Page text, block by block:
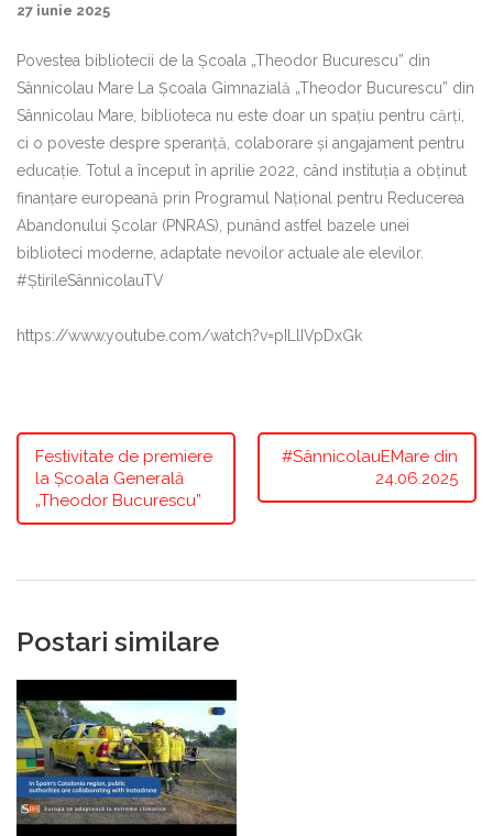
27 iunie 2025
Povestea bibliotecii de la Școala „Theodor Bucurescu” din
Sânnicolau Mare La Școala Gimnazială „Theodor Bucurescu” din
Sânnicolau Mare, biblioteca nu este doar un spațiu pentru cărți,
ci o poveste despre speranță, colaborare și angajament pentru
educație. Totul a început în aprilie 2022, când instituția a obținut
finanțare europeană prin Programul Național pentru Reducerea
Abandonului Școlar (PNRAS), punând astfel bazele unei
biblioteci moderne, adaptate nevoilor actuale ale elevilor.
#ȘtirileSânnicolauTV
https://www.youtube.com/watch?v=pILlIVpDxGk
Festivitate de premiere
la Școala Generală
„Theodor Bucurescu”
#SânnicolauEMare din
24.06.2025
Postari similare